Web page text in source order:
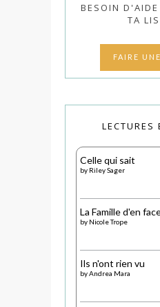
BESOIN D'AIDE
TA
FAIRE
LECTURES
Celle qui sait
by Riley Sager
La Famille d'en
by Nicole Trope
Ils n'ont rien vu
byAndrea Mara